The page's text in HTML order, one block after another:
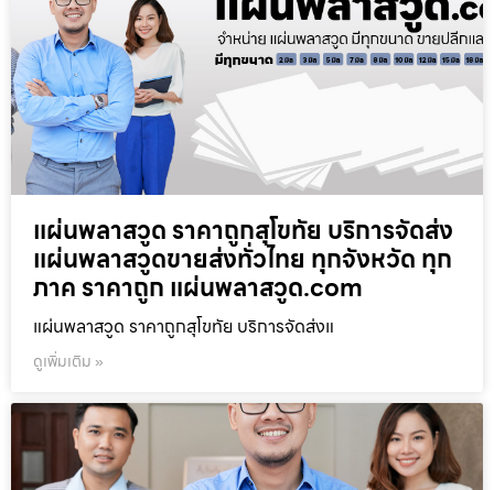
แผ่นพลาสวูด ราคาถูกสุโขทัย บริการจัดส่ง
แผ่นพลาสวูดขายส่งทั่วไทย ทุกจังหวัด ทุก
ภาค ราคาถูก แผ่นพลาสวูด.com
แผ่นพลาสวูด ราคาถูกสุโขทัย บริการจัดส่งแ
ดูเพิ่มเติม »